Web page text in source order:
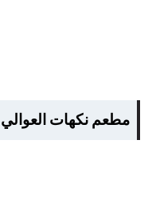
مطعم نكهات العوالي